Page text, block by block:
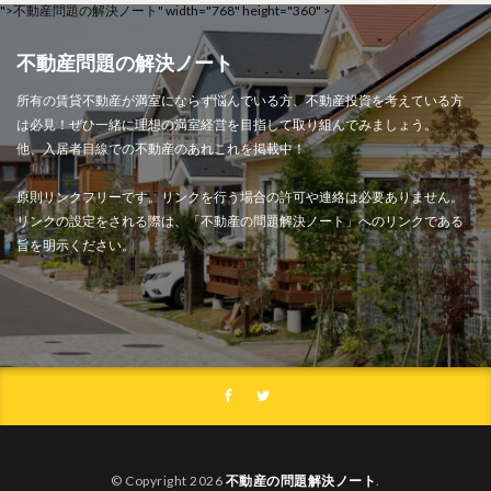
">不動産問題の解決ノート" width="768" height="360" >
不動産問題の解決ノート
所有の賃貸不動産が満室にならず悩んでいる方、不動産投資を考えている方
は必見！ぜひ一緒に理想の満室経営を目指して取り組んでみましょう。
他、入居者目線での不動産のあれこれを掲載中！
原則リンクフリーです。リンクを行う場合の許可や連絡は必要ありません。
リンクの設定をされる際は、「不動産の問題解決ノート」へのリンクである
旨を明示ください。
© Copyright 2026 不動産の問題解決ノート.